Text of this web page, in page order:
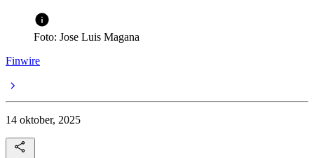
Foto: Jose Luis Magana
Finwire
14 oktober, 2025